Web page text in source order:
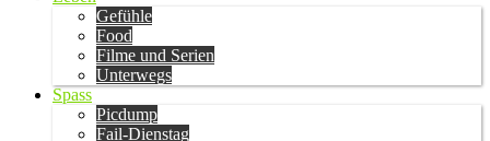
Gefühle
Food
Filme und Serien
Unterwegs
Spass
Picdump
Fail-Dienstag